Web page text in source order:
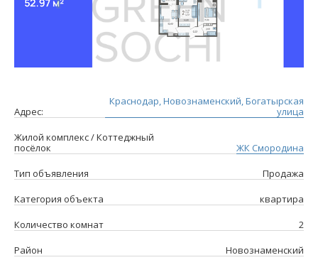
Адрес:
Краснодар, Новознаменский, Богатырская
улица
Жилой комплекс / Коттеджный
посёлок
ЖК Смородина
Тип объявления
Продажа
Категория объекта
квартира
Количество комнат
2
Район
Новознаменский